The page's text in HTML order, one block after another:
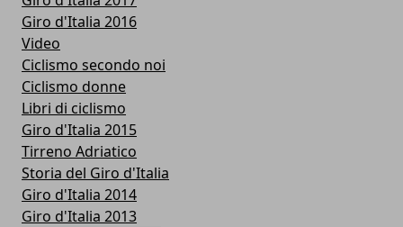
Giro d'Italia 2016
Video
Ciclismo secondo noi
Ciclismo donne
Libri di ciclismo
Giro d'Italia 2015
Tirreno Adriatico
Storia del Giro d'Italia
Giro d'Italia 2014
Giro d'Italia 2013